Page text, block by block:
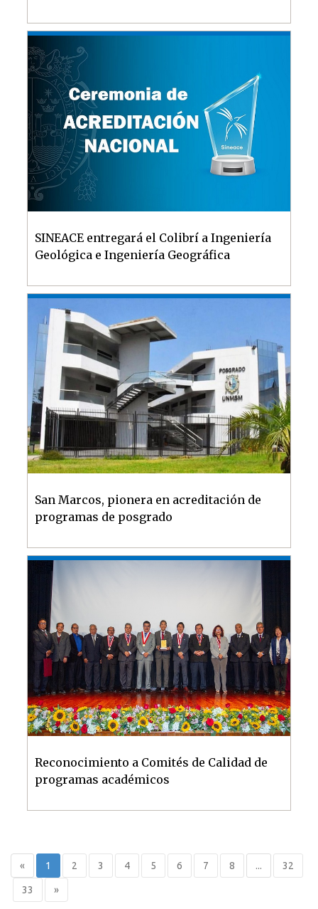
SINEACE entregará el Colibrí a Ingeniería
Geológica e Ingeniería Geográfica
San Marcos, pionera en acreditación de
programas de posgrado
Reconocimiento a Comités de Calidad de
programas académicos
« 1 2 3 4 5 6 7 8 ... 32
33 »